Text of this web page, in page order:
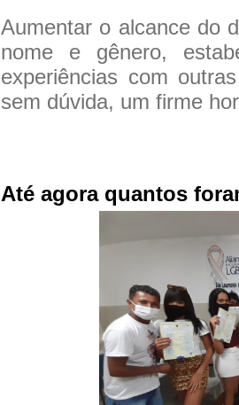
Aumentar o alcance do
nome e gênero,
experiências com
sem dúvida, um firme
Até agora quantos